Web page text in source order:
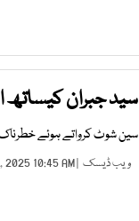
سید جبران کیساتھ
سین شوٹ کرواتے ہوئے خطرناک
ویب ڈیسک | AUG 21, 2025 10:45 AM |